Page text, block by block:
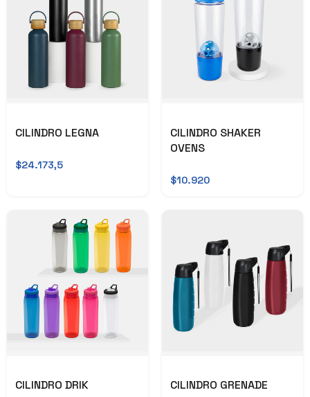
CILINDRO LEGNA
$24.173,5
CILINDRO SHAKER
OVENS
$10.920
CILINDRO DRIK CILINDRO GRENADE